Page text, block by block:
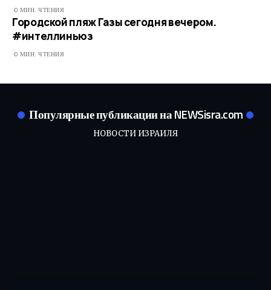
0 МИН. ЧТЕНИЯ
Городской пляж Газы сегодня вечером.
#интеллиньюз
0 МИН. ЧТЕНИЯ
Популярные публикации на NEWSisra.com
НОВОСТИ ИЗРАИЛЯ